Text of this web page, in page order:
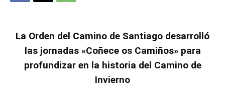
La Orden del Camino de Santiago desarrolló
las jornadas «Coñece os Camiños» para
profundizar en la historia del Camino de
Invierno